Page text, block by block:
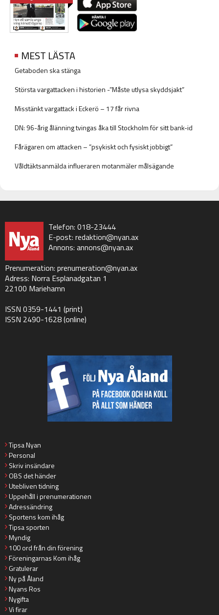
MEST LÄSTA
Getaboden ska stänga
Största vargattacken i historien -”Måste utlysa skyddsjakt”
Misstänkt vargattack i Eckerö – 17 får rivna
DN: 96-årig ålänning tvingas åka till Stockholm för sitt bank-id
Fårägaren om attacken – ”psykiskt och fysiskt jobbigt”
Våldtäktsanmälda influeraren motanmäler målsägande
Telefon: 018-23444
E-post: redaktion@nyan.ax
Annons: annons@nyan.ax
Prenumeration: prenumeration@nyan.ax
Adress: Norra Esplanadgatan 1
22100 Mariehamn
ISSN 0359-1441 (print)
ISSN 2490-1628 (online)
Tipsa Nyan
Personal
Skriv insändare
OBS det händer
Utebliven tidning
Uppehåll i prenumerationen
Adressändring
Sportens kom ihåg
Tipsa sporten
Myndig
100 ord från din förening
Föreningarnas Kom ihåg
Gratulerar
Ny på Åland
Nyans Ros
Nygifta
Vi firar